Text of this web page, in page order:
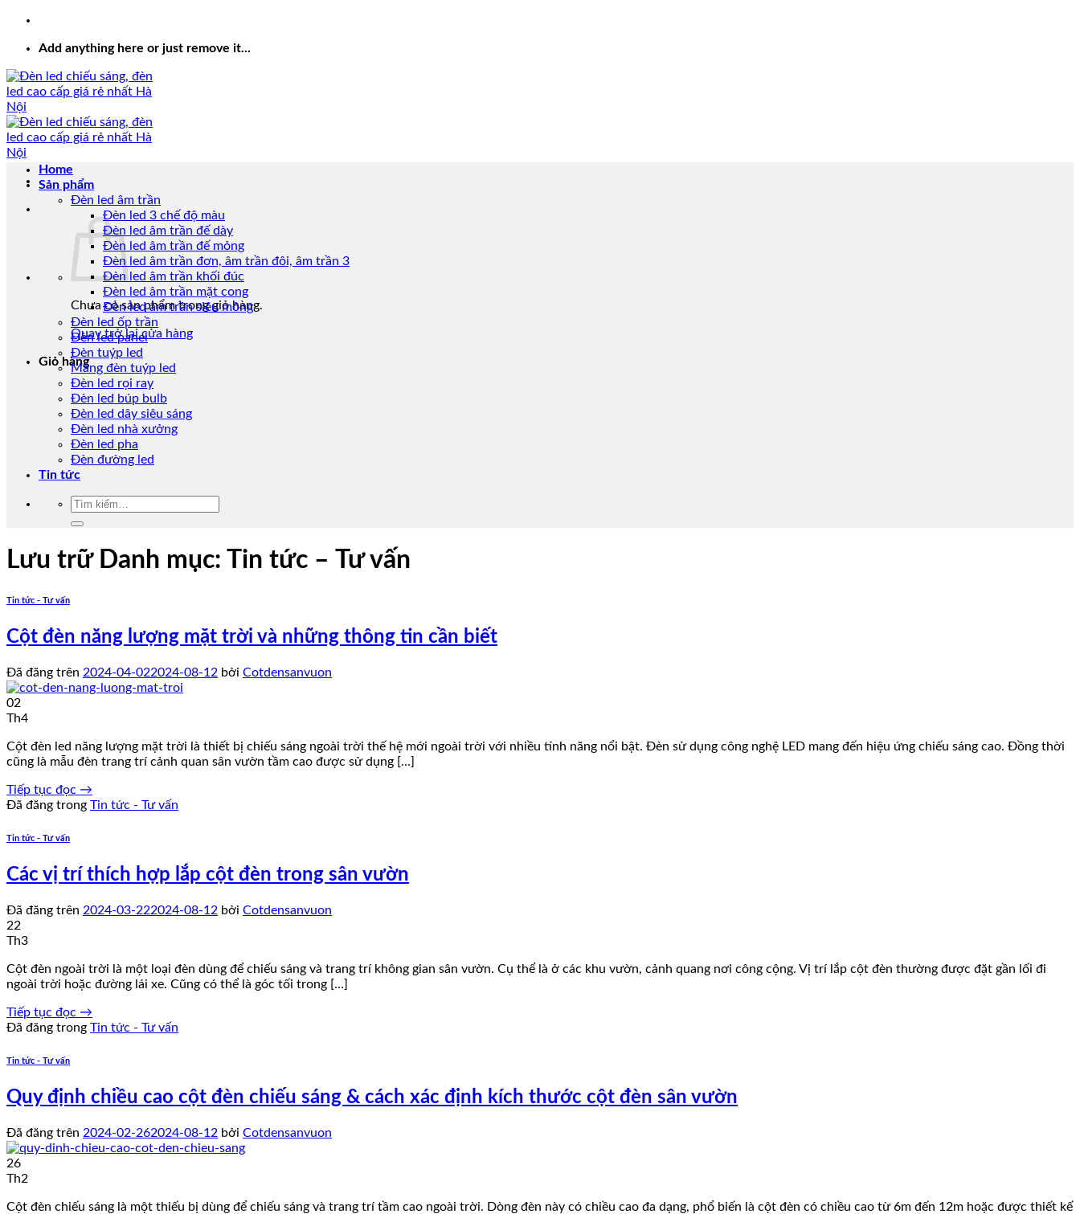
Add anything here or just remove it...
Chưa có sản phẩm trong giỏ hàng.
Quay trở lại cửa hàng
Giỏ hàng
Home
Sản phẩm
Đèn led âm trần
Đèn led 3 chế độ màu
Đèn led âm trần đế dày
Đèn led âm trần đế mỏng
Đèn led âm trần đơn, âm trần đôi, âm trần 3
Đèn led âm trần khối đúc
Đèn led âm trần mặt cong
Đèn led âm trần siêu mỏng
Đèn led ốp trần
Đèn led panel
Đèn tuýp led
Máng đèn tuýp led
Đèn led rọi ray
Đèn led búp bulb
Đèn led dây siêu sáng
Đèn led nhà xưởng
Đèn led pha
Đèn đường led
Tin tức
Tìm
Lưu trữ Danh mục: Tin tức – Tư vấn
Tin tức - Tư vấn
Cột đèn năng lượng mặt trời và những thông tin cần biết
Đã đăng trên 2024-04-022024-08-12 bởi Cotdensanvuon
02
Th4
Cột đèn led năng lượng mặt trời là thiết bị chiếu sáng ngoài trời thế hệ mới ngoài trời với nhiều tính năng nổi bật. Đèn sử dụng công nghệ LED mang đến hiệu ứng chiếu sáng cao. Đồng thời
cũng là mẫu đèn trang trí cảnh quan sân vườn tầm cao được sử dụng […]
Tiếp tục đọc →
Đã đăng trong Tin tức - Tư vấn
Tin tức - Tư vấn
Các vị trí thích hợp lắp cột đèn trong sân vườn
Đã đăng trên 2024-03-222024-08-12 bởi Cotdensanvuon
22
Th3
Cột đèn ngoài trời là một loại đèn dùng để chiếu sáng và trang trí không gian sân vườn. Cụ thể là ở các khu vườn, cảnh quang nơi công cộng. Vị trí lắp cột đèn thường được đặt gần lối đi
ngoài trời hoặc đường lái xe. Cũng có thể là góc tối trong […]
Tiếp tục đọc →
Đã đăng trong Tin tức - Tư vấn
Tin tức - Tư vấn
Quy định chiều cao cột đèn chiếu sáng & cách xác định kích thước cột đèn sân vườn
Đã đăng trên 2024-02-262024-08-12 bởi Cotdensanvuon
26
Th2
Cột đèn chiếu sáng là một thiếu bị dùng để chiếu sáng và trang trí tầm cao ngoài trời. Dòng đèn này có chiều cao đa dạng, phổ biến là cột đèn có chiều cao từ 6m đến 12m hoặc được thiết kế